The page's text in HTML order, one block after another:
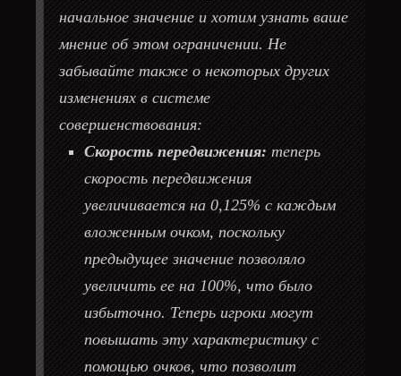
начальное значение и хотим узнать ваше
мнение об этом ограничении. Не
забывайте также о некоторых других
изменениях в системе
совершенствования:
Скорость передвижения: теперь
скорость передвижения
увеличивается на 0,125% с каждым
вложенным очком, поскольку
предыдущее значение позволяло
увеличить ее на 100%, что было
избыточно. Теперь игроки могут
повышать эту характеристику с
помощью очков, что позволит